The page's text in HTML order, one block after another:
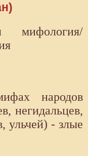
мифология/
народов
негидальцев,
ульчей) - злые